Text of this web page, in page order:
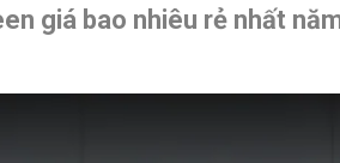
giá bao nhiêu rẻ nhất